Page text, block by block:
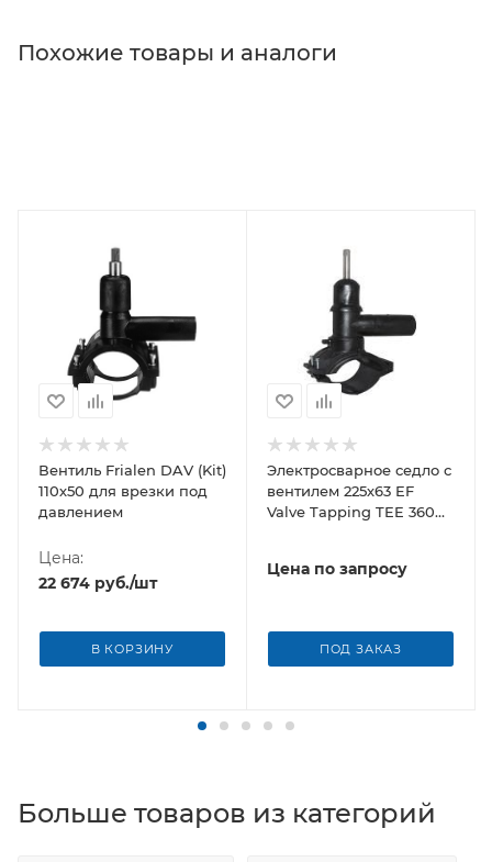
Похожие товары и аналоги
Вентиль Frialen DAV (Kit)
110х50 для врезки под
давлением
Цена:
22 674 руб./шт
В КОРЗИНУ
Электросварное седло с
вентилем 225х63 EF
Valve Tapping TEE 360
Цена по запросу
ПОД ЗАКАЗ
Больше товаров из категорий